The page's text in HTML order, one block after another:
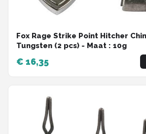
Fox Rage Strike Point Hitcher
Tungsten (2 pcs) - Maat : 10g
€ 16,35